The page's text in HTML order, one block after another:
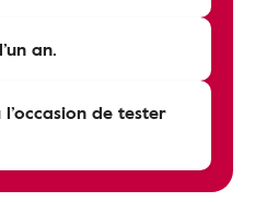
an.
l’occasion de tester